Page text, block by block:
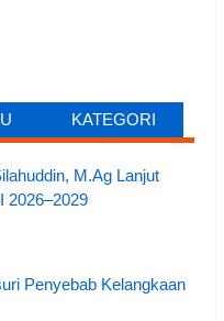
KATEGORI
M.Ag Lanjut
2026–2029
Penyebab Kelangkaan